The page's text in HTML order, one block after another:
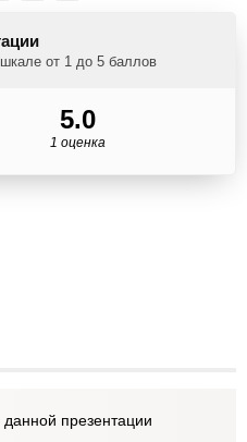
от 1 до 5 баллов
5.0
1 оценка
презентации